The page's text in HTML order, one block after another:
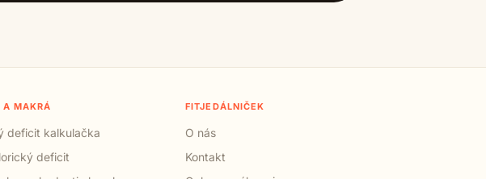
A MAKRÁ
deficit kalkulačka
deficit
FITJEDÁLNIČEK
O nás
Kontakt